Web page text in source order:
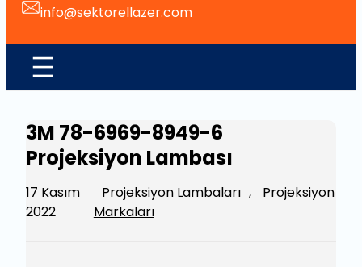
info@sektorellazer.com
3M 78-6969-8949-6
Projeksiyon Lambası
17 Kasım
2022
Projeksiyon Lambaları ,
Projeksiyon
Markaları